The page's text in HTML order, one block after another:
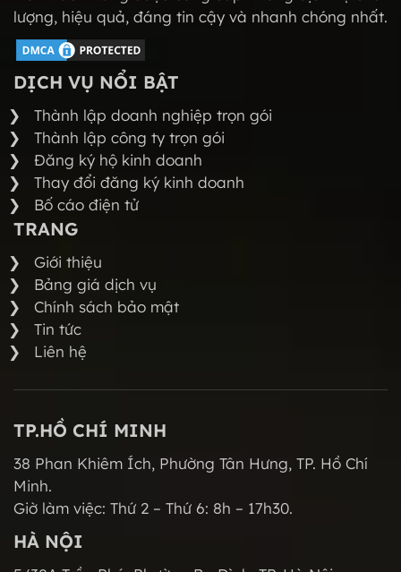
lượng, hiệu quả, đáng tin cậy và nhanh chóng nhất.
DỊCH VỤ NỔI BẬT
Thành lập doanh nghiệp trọn gói
Thành lập công ty trọn gói
Đăng ký hộ kinh doanh
Thay đổi đăng ký kinh doanh
Bố cáo điện tử
TRANG
Giới thiệu
Bảng giá dịch vụ
Chính sách bảo mật
Tin tức
Liên hệ
TP.HỒ CHÍ MINH
38 Phan Khiêm Ích, Phường Tân Hưng, TP. Hồ Chí
Minh.
Giờ làm việc: Thứ 2 – Thứ 6: 8h – 17h30.
HÀ NỘI